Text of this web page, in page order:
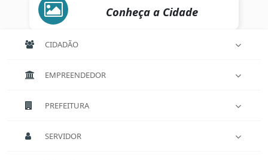
Conheça a Cidade
CIDADÃO
EMPREENDEDOR
PREFEITURA
SERVIDOR